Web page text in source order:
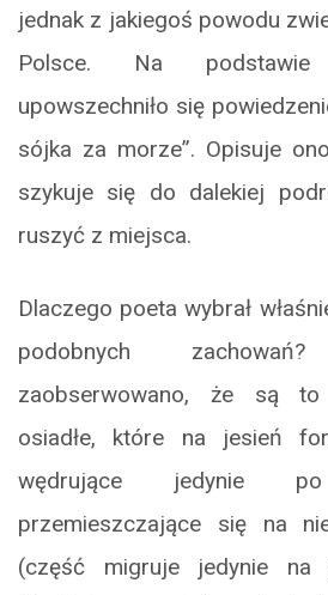
jednak z jakiegoś powodu
Polsce. Na
upowszechniło się
sójka za morze”. Opisuje
szykuje się do dalekiej
ruszyć z miejsca.
Dlaczego poeta wybrał
podobnych
zaobserwowano, że są
osiadłe, które na jesień
wędrujące jedynie
przemieszczające się na
(część migruje jedynie na